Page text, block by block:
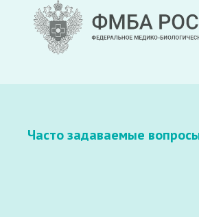
Часто задаваемые